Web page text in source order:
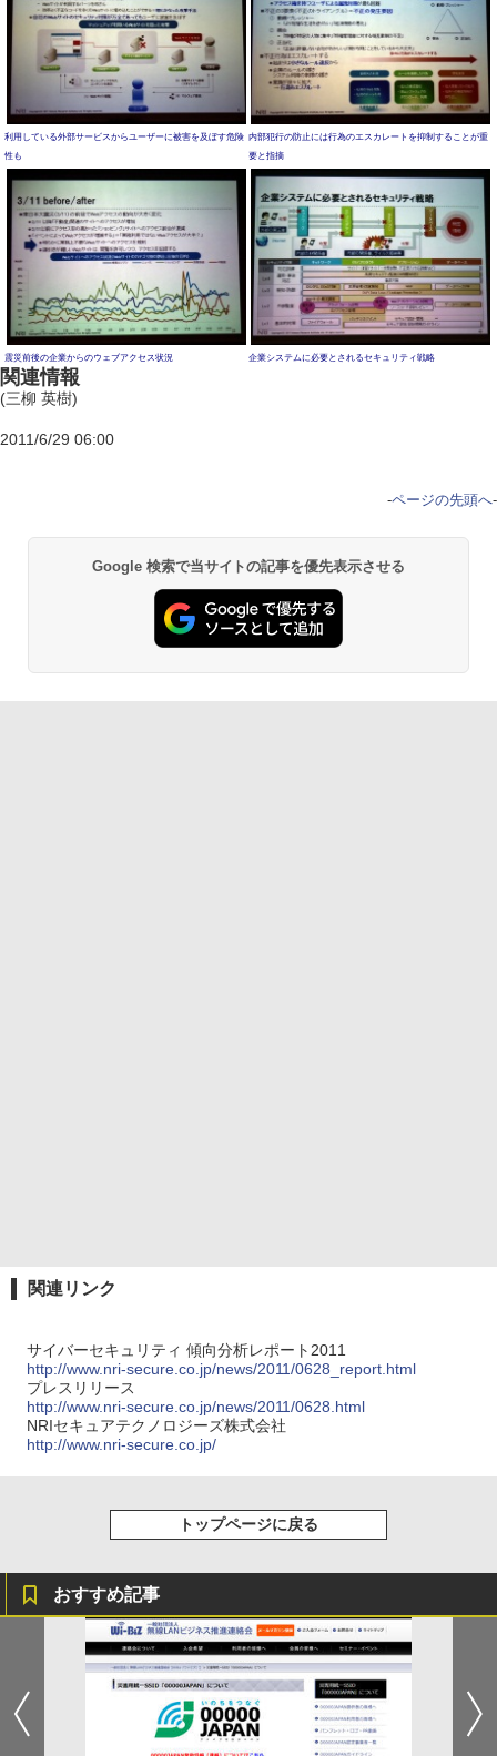
利用している外部サービスからユーザーに被害を及ぼす危険
性も
内部犯行の防止には行為のエスカレートを抑制することが重
要と指摘
震災前後の企業からのウェブアクセス状況 企業システムに必要とされるセキュリティ戦略
関連情報
(三柳 英樹)
2011/6/29 06:00
-ページの先頭へ-
Google 検索で当サイトの記事を優先表示させる
関連リンク
サイバーセキュリティ 傾向分析レポート2011
http://www.nri-secure.co.jp/news/2011/0628_report.html
プレスリリース
http://www.nri-secure.co.jp/news/2011/0628.html
NRIセキュアテクノロジーズ株式会社
http://www.nri-secure.co.jp/
トップページに戻る
おすすめ記事